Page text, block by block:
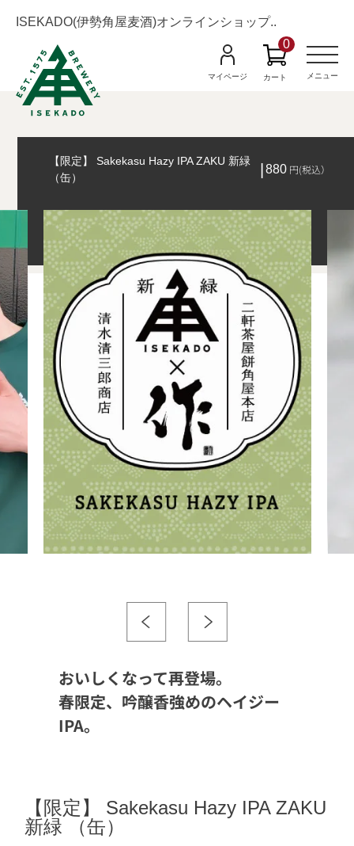
ISEKADO(伊勢角屋麦酒)オンラインショップ..
マイページ カート
0
M
e
n
メニュー
【限定】 Sakekasu Hazy IPA ZAKU 新緑
（缶）
880 円(税込）
おいしくなって再登場。
春限定、吟醸香強めのヘイジー
IPA。
【限定】 Sakekasu Hazy IPA ZAKU
新緑 （缶）